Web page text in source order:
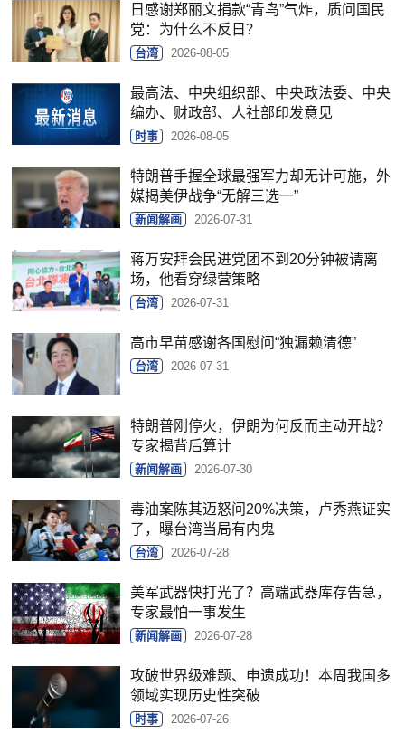
日感谢郑丽文捐款“青鸟”气炸，质问国民
党：为什么不反日？
台湾 2026-08-05
最高法、中央组织部、中央政法委、中央
编办、财政部、人社部印发意见
时事 2026-08-05
特朗普手握全球最强军力却无计可施，外
媒揭美伊战争“无解三选一”
新闻解画 2026-07-31
蒋万安拜会民进党团不到20分钟被请离
场，他看穿绿营策略
台湾 2026-07-31
高市早苗感谢各国慰问“独漏赖清德”
台湾 2026-07-31
特朗普刚停火，伊朗为何反而主动开战？
专家揭背后算计
新闻解画 2026-07-30
毒油案陈其迈怒问20%决策，卢秀燕证实
了，曝台湾当局有内鬼
台湾 2026-07-28
美军武器快打光了？高端武器库存告急，
专家最怕一事发生
新闻解画 2026-07-28
攻破世界级难题、申遗成功！本周我国多
领域实现历史性突破
时事 2026-07-26